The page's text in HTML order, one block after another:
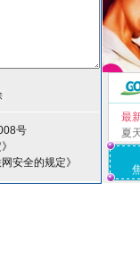
号
安全的规定》
最
夏